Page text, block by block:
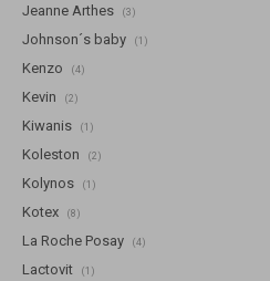
Jeanne Arthes (3)
Johnson´s baby (1)
Kenzo (4)
Kevin (2)
Kiwanis (1)
Koleston (2)
Kolynos (1)
Kotex (8)
La Roche Posay (4)
Lactovit (1)